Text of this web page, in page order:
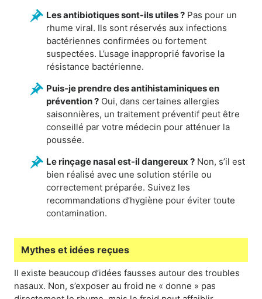
Les antibiotiques sont-ils utiles ? Pas pour un
rhume viral. Ils sont réservés aux infections
bactériennes confirmées ou fortement
suspectées. L’usage inapproprié favorise la
résistance bactérienne.
Puis-je prendre des antihistaminiques en
prévention ? Oui, dans certaines allergies
saisonnières, un traitement préventif peut être
conseillé par votre médecin pour atténuer la
poussée.
Le rinçage nasal est-il dangereux ? Non, s’il est
bien réalisé avec une solution stérile ou
correctement préparée. Suivez les
recommandations d’hygiène pour éviter toute
contamination.
Mythes et idées reçues
Il existe beaucoup d’idées fausses autour des troubles
nasaux. Non, s’exposer au froid ne « donne » pas